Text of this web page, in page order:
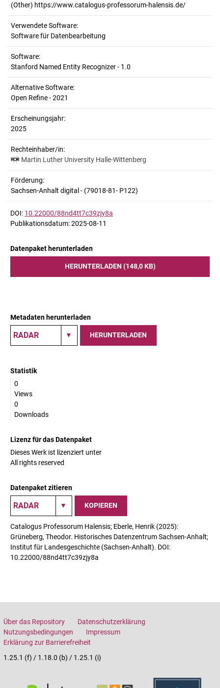
(Other) https://www.catalogus-professorum-halensis.de/
Verwendete Software:
Software für Datenbearbeitung
Software:
Stanford Named Entity Recognizer - 1.0
Alternative Software:
Open Refine - 2021
Erscheinungsjahr:
2025
Rechteinhaber/in:
Martin Luther University Halle-Wittenberg
Förderung:
Sachsen-Anhalt digital - (79018-81- P122)
DOI: 10.22000/88nd4tt7c39zjy8a
Publikationsdatum: 2025-08-11
Datenpaket herunterladen
HERUNTERLADEN (148,0 KB)
Metadaten herunterladen
HERUNTERLADEN
Statistik
0
Views
0
Downloads
Lizenz für das Datenpaket
Dieses Werk ist lizenziert unter
All rights reserved
Datenpaket zitieren
KOPIEREN
Catalogus Professorum Halensis; Eberle, Henrik (2025):
Grüneberg, Theodor. Historisches Datenzentrum Sachsen-Anhalt;
Institut für Landesgeschichte (Sachsen-Anhalt). DOI:
10.22000/88nd4tt7c39zjy8a
Über das Repository
Datenschutzerklärung
Nutzungsbedingungen
Impressum
Erklärung zur Barrierefreiheit
1.25.1 (f) / 1.18.0 (b) / 1.25.1 (i)